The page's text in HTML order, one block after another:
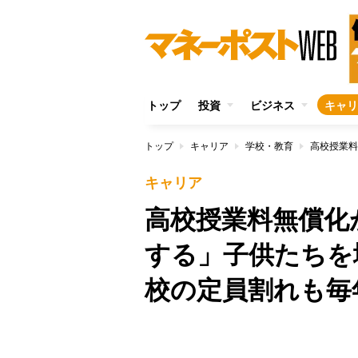
トップ 投資 ビジネス キャ
トップ キャリア 学校・教育
キャリア
高校授業料無償
する」子供たち
校の定員割れも毎